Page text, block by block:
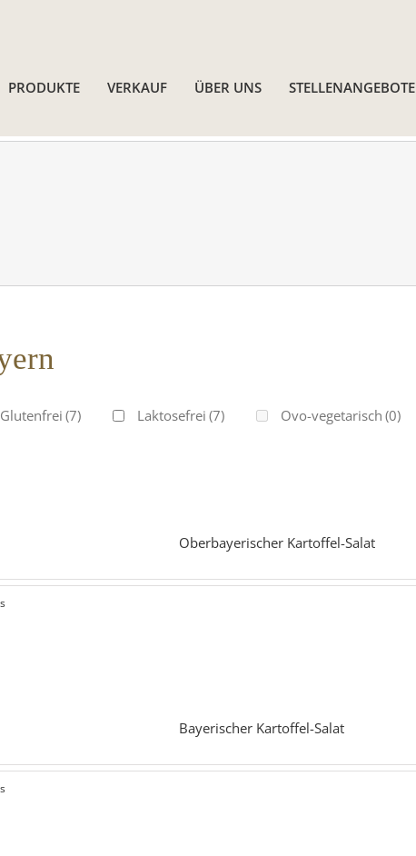
PRODUKTE VERKAUF ÜBER UNS STELLENANGEBOTE
Glutenfrei (7) Laktosefrei (7) Ovo-vegetarisch (0)
Oberbayerischer Kartoffel-Salat
Bayerischer Kartoffel-Salat